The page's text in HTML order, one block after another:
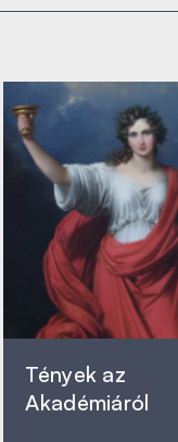
Tények az
Akadémiáról